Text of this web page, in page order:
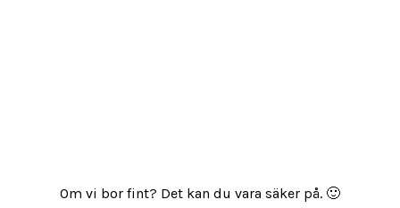
Om vi bor fint? Det kan du vara säker på. 🙂